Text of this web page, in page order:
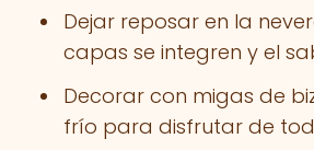
Dejar reposar en la
capas se integren y el
Decorar con migas de
frío para disfrutar de